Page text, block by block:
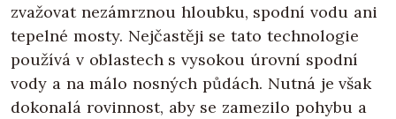
zvažovat nezámrznou hloubku, spodní vodu ani
tepelné mosty. Nejčastěji se tato technologie
používá v oblastech s vysokou úrovní spodní
vody a na málo nosných půdách. Nutná je však
dokonalá rovinnost, aby se zamezilo pohybu a